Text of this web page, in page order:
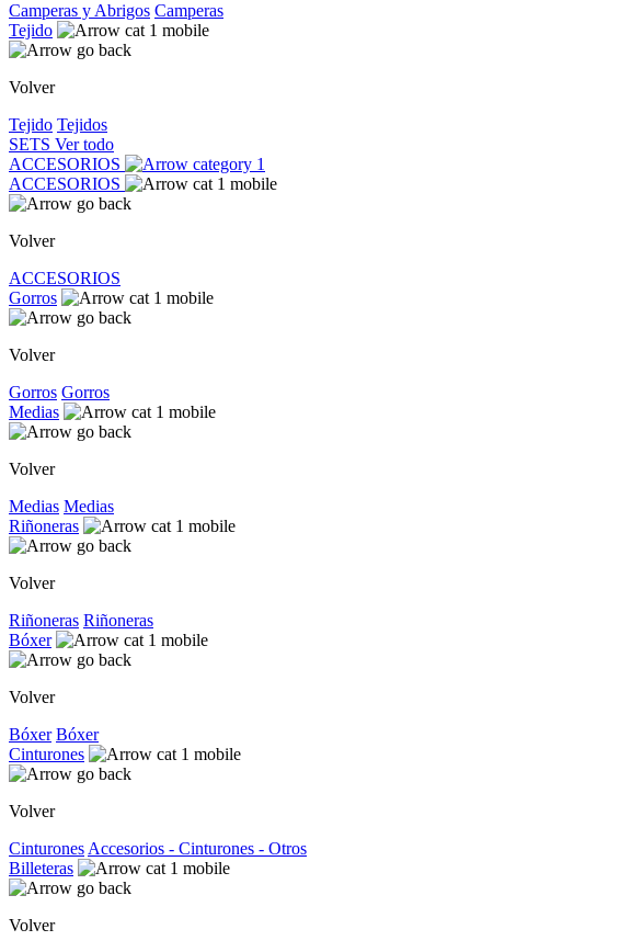
Camperas y Abrigos Camperas
Tejido
Volver
Tejido Tejidos
SETS Ver todo
ACCESORIOS
ACCESORIOS
Volver
ACCESORIOS
Gorros
Volver
Gorros Gorros
Medias
Volver
Medias Medias
Riñoneras
Volver
Riñoneras Riñoneras
Bóxer
Volver
Bóxer Bóxer
Cinturones
Volver
Cinturones Accesorios - Cinturones - Otros
Billeteras
Volver